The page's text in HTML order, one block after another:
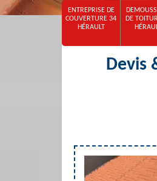
ENTREPRISE DE
COUVERTURE 34
HÉRAULT
DE
Devis